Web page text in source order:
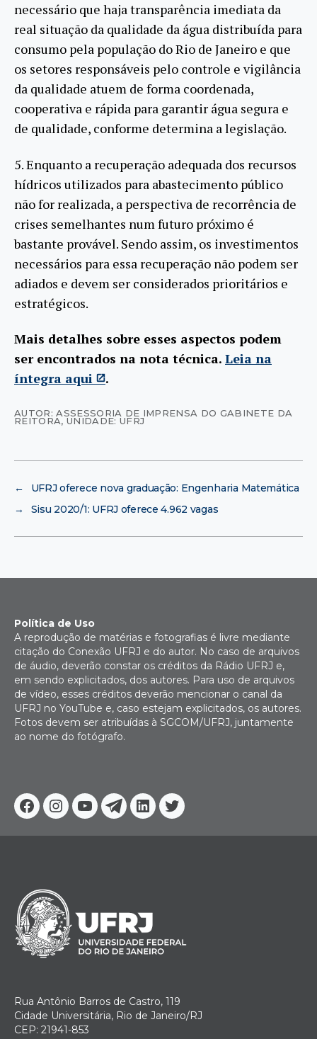
necessário que haja transparência imediata da
real situação da qualidade da água distribuída para
consumo pela população do Rio de Janeiro e que
os setores responsáveis pelo controle e vigilância
da qualidade atuem de forma coordenada,
cooperativa e rápida para garantir água segura e
de qualidade, conforme determina a legislação.
5. Enquanto a recuperação adequada dos recursos
hídricos utilizados para abastecimento público
não for realizada, a perspectiva de recorrência de
crises semelhantes num futuro próximo é
bastante provável. Sendo assim, os investimentos
necessários para essa recuperação não podem ser
adiados e devem ser considerados prioritários e
estratégicos.
Mais detalhes sobre esses aspectos podem
ser encontrados na nota técnica. Leia na
íntegra aqui
.
AUTOR: ASSESSORIA DE IMPRENSA DO GABINETE DA
REITORA, UNIDADE: UFRJ
←
UFRJ oferece nova graduação: Engenharia Matemática
→
Sisu 2020/1: UFRJ oferece 4.962 vagas
Facebook
Instagram
YoutubeTelegram
Linkedin
Twitter
Política de Uso
A reprodução de matérias e fotografias é livre mediante
citação do Conexão UFRJ e do autor. No caso de arquivos
de áudio, deverão constar os créditos da Rádio UFRJ e,
em sendo explicitados, dos autores. Para uso de arquivos
de vídeo, esses créditos deverão mencionar o canal da
UFRJ no YouTube e, caso estejam explicitados, os autores.
Fotos devem ser atribuídas à SGCOM/UFRJ, juntamente
ao nome do fotógrafo.
Rua Antônio Barros de Castro, 119
Cidade Universitária, Rio de Janeiro/RJ
CEP: 21941-853